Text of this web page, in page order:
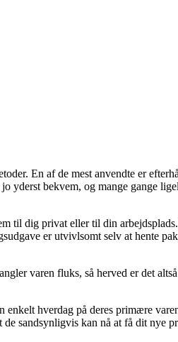
En af de mest anvendte er
yderst bekvem, og mange gange
til dig privat eller til din
er utvivlsomt selv at hente
varen fluks, så herved er det
hverdag på deres primære
sandsynligvis kan nå at få dit nye